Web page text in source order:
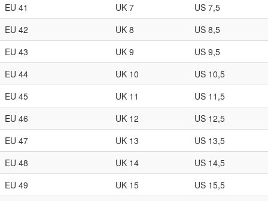
EU 41
UK 7
US 7,5
EU 42
UK 8
US 8,5
EU 43
UK 9
US 9,5
EU 44
UK 10
US 10,5
EU 45
UK 11
US 11,5
EU 46
UK 12
US 12,5
EU 47
UK 13
US 13,5
EU 48
UK 14
US 14,5
EU 49
UK 15
US 15,5